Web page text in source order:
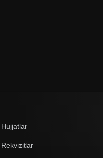
Hujjatlar
Rekvizitlar